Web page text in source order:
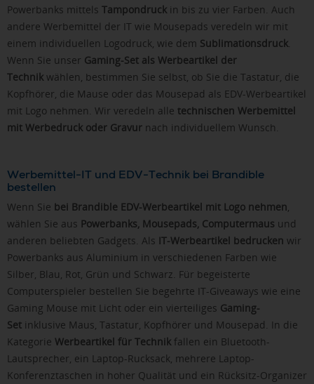
Powerbanks mittels Tampondruck in bis zu vier Farben. Auch
andere Werbemittel der IT wie Mousepads veredeln wir mit
einem individuellen Logodruck, wie dem Sublimationsdruck.
Wenn Sie unser Gaming-Set als Werbeartikel der
Technik wählen, bestimmen Sie selbst, ob Sie die Tastatur, die
Kopfhörer, die Mause oder das Mousepad als EDV-Werbeartikel
mit Logo nehmen. Wir veredeln alle technischen Werbemittel
mit Werbedruck oder Gravur nach individuellem Wunsch.
Werbemittel-IT und EDV-Technik bei Brandible
bestellen
Wenn Sie bei Brandible EDV-Werbeartikel mit Logo nehmen
wählen Sie aus Powerbanks, Mousepads, Computermaus und
anderen beliebten Gadgets. Als IT-Werbeartikel bedrucken wir
Powerbanks aus Aluminium in verschiedenen Farben wie
Silber, Blau, Rot, Grün und Schwarz. Für begeisterte
Computerspieler bestellen Sie begehrte IT-Giveaways wie eine
Gaming Mouse mit Licht oder ein vierteiliges Gaming-
Set inklusive Maus, Tastatur, Kopfhörer und Mousepad. In die
Kategorie Werbeartikel für Technik fallen ein Bluetooth-
Lautsprecher, ein Laptop-Rucksack, mehrere Laptop-
Konferenztaschen in hoher Qualität und ein Rücksitz-Organizer